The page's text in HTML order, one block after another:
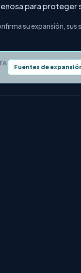
para proteger
su expansión,
Fuentes de